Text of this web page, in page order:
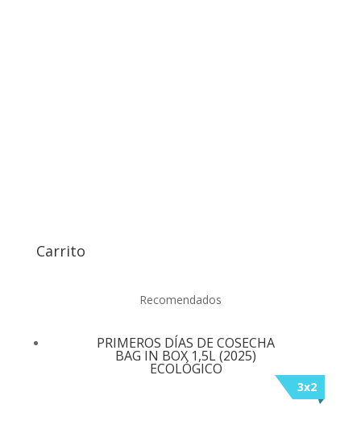
Carrito
Recomendados
PRIMEROS DÍAS DE COSECHA
BAG IN BOX 1,5L (2025)
ECOLÓGICO
3x2